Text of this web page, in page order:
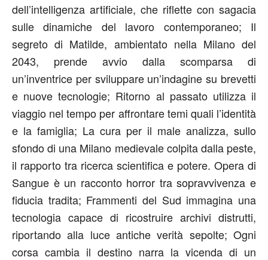
dell’intelligenza artificiale, che riflette con sagacia
sulle dinamiche del lavoro contemporaneo; Il
segreto di Matilde, ambientato nella Milano del
2043, prende avvio dalla scomparsa di
un’inventrice per sviluppare un’indagine su brevetti
e nuove tecnologie; Ritorno al passatoutilizza il
viaggio nel tempo per affrontare temi quali l’identità
e la famiglia; La cura per il male analizza, sullo
sfondo di una Milano medievale colpita dalla peste,
il rapporto tra ricerca scientifica e potere. Opera di
Sangue è un racconto horror tra sopravvivenza e
fiducia tradita; Frammenti del Sud immagina una
tecnologia capace di ricostruire archivi distrutti,
riportando alla luce antiche verità sepolte; Ogni
corsa cambia il destino narra la vicenda di un